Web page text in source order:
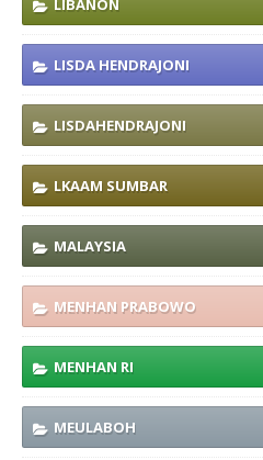
LIBANON
LISDA HENDRAJONI
LISDAHENDRAJONI
LKAAM SUMBAR
MALAYSIA
MENHAN PRABOWO
MENHAN RI
MEULABOH